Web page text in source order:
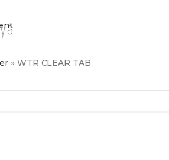
» WTR CLEAR TAB